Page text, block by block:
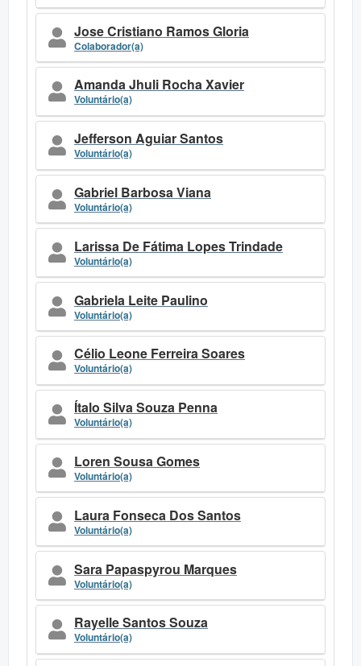
Jose Cristiano Ramos Gloria
Colaborador(a)
Amanda Jhuli Rocha Xavier
Voluntário(a)
Jefferson Aguiar Santos
Voluntário(a)
Gabriel Barbosa Viana
Voluntário(a)
Larissa De Fátima Lopes Trindade
Voluntário(a)
Gabriela Leite Paulino
Voluntário(a)
Célio Leone Ferreira Soares
Voluntário(a)
Ítalo Silva Souza Penna
Voluntário(a)
Loren Sousa Gomes
Voluntário(a)
Laura Fonseca Dos Santos
Voluntário(a)
Sara Papaspyrou Marques
Voluntário(a)
Rayelle Santos Souza
Voluntário(a)